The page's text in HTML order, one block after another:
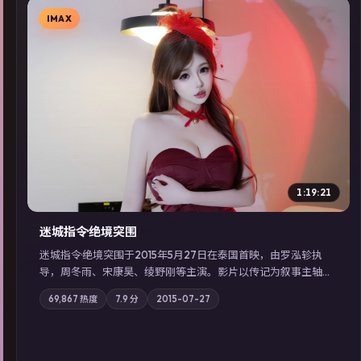
▶
IMAX
1:19:21
迷城指令·绝境突围
迷城指令·绝境突围于2015年5月27日在泰国首映，由罗泓轸执
导，周冬雨、宋康昊、绫野刚等主演。影片以传记为叙事主轴，
记忆碎片重组后，主角发现自己从未活过“真实”的一天；摄影与
配乐强化地域气质；站内亦可通过「国产免费观看高清电视剧在
69,867 热度 7.9 分 2015-07-27